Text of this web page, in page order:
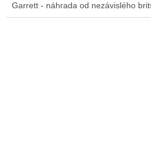
Garrett - náhrada od nezávislého